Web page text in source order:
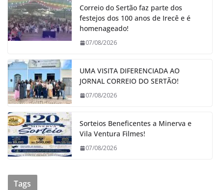
Correio do Sertão faz parte dos
festejos dos 100 anos de Irecê e é
homenageado!
07/08/2026
UMA VISITA DIFERENCIADA AO
JORNAL CORREIO DO SERTÃO!
07/08/2026
Sorteios Beneficentes a Minerva e
Vila Ventura Filmes!
07/08/2026
Tags